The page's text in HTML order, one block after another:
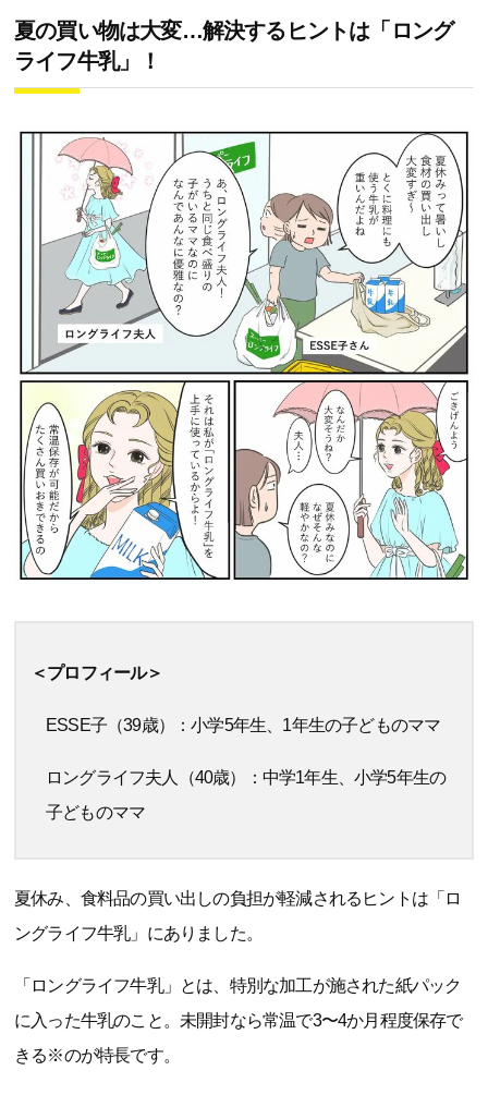
夏の買い物は大変…解決するヒントは「ロング
ライフ牛乳」！
＜プロフィール＞
ESSE子（39歳）：小学5年生、1年生の子どものママ
ロングライフ夫人（40歳）：中学1年生、小学5年生の
子どものママ
夏休み、食料品の買い出しの負担が軽減されるヒントは「ロ
ングライフ牛乳」にありました。
「ロングライフ牛乳」とは、特別な加工が施された紙パック
に入った牛乳のこと。未開封なら常温で3〜4か月程度保存で
きる※のが特長です。